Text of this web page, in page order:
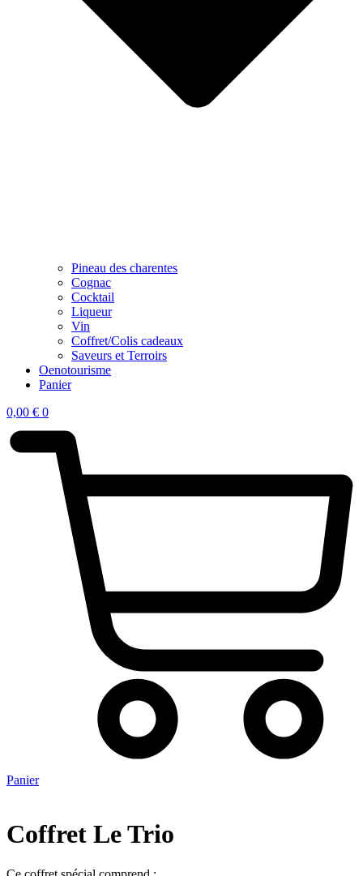
Pineau des charentes
Cognac
Cocktail
Liqueur
Vin
Coffret/Colis cadeaux
Saveurs et Terroirs
Oenotourisme
Panier
0,00 € 0
Panier
Coffret Le Trio